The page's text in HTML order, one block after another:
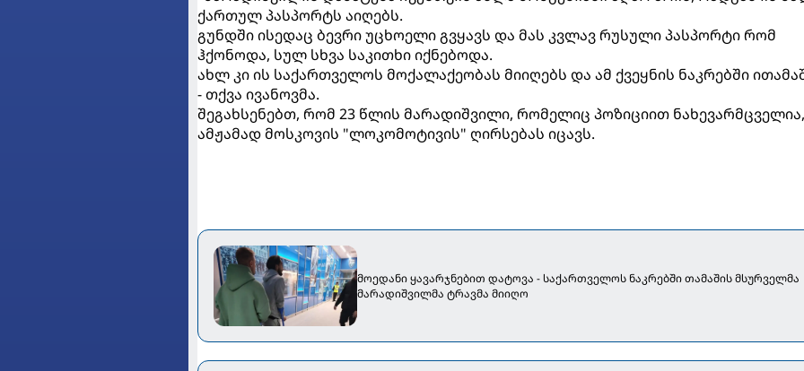
ქართულ პასპორტს აიღებს.
გუნდში ისედაც ბევრი უცხოელი გვყავს და მას კვლავ რუსული პასპორტი რომ
ჰქონოდა, სულ სხვა საკითხი იქნებოდა.
ახლ კი ის საქართველოს მოქალაქეობას მიიღებს და ამ ქვეყნის ნაკრებში
- თქვა ივანოვმა.
შეგახსენებთ, რომ 23 წლის მარადიშვილი, რომელიც პოზიციით ნახევარმცველია,
ამჟამად მოსკოვის "ლოკომოტივის" ღირსებას იცავს.
მოედანი ყავარჯნებით დატოვა - საქართველოს ნაკრებში თამაშის მსურველმა
მარადიშვილმა ტრავმა მიიღო